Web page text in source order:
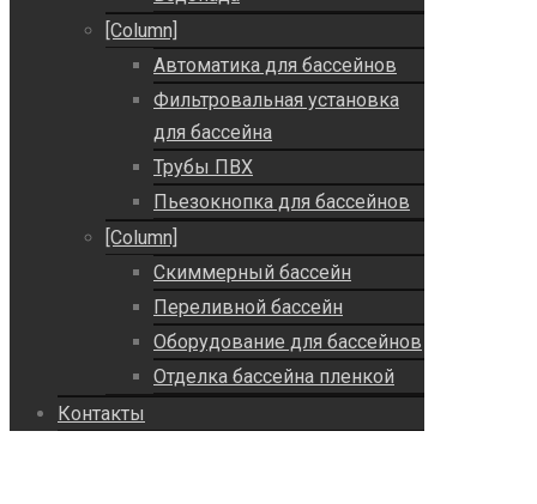
[Column]
Автоматика для бассейнов
Фильтровальная установка
для бассейна
Трубы ПВХ
Пьезокнопка для бассейнов
[Column]
Скиммерный бассейн
Переливной бассейн
Оборудование для бассейнов
Отделка бассейна пленкой
Контакты